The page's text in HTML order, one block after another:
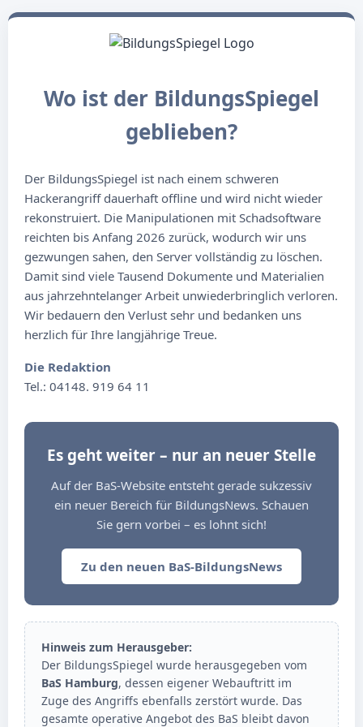
Wo ist der BildungsSpiegel
geblieben?
Der BildungsSpiegel ist nach einem schweren
Hackerangriff dauerhaft offline und wird nicht wieder
rekonstruiert. Die Manipulationen mit Schadsoftware
reichten bis Anfang 2026 zurück, wodurch wir uns
gezwungen sahen, den Server vollständig zu löschen.
Damit sind viele Tausend Dokumente und Materialien
aus jahrzehntelanger Arbeit unwiederbringlich verloren.
Wir bedauern den Verlust sehr und bedanken uns
herzlich für Ihre langjährige Treue.
Die Redaktion
Tel.: 04148. 919 64 11
Es geht weiter – nur an neuer Stelle
Auf der BaS-Website entsteht gerade sukzessiv
ein neuer Bereich für BildungsNews. Schauen
Sie gern vorbei – es lohnt sich!
Zu den neuen BaS-BildungsNews
Hinweis zum Herausgeber:
Der BildungsSpiegel wurde herausgegeben vom
BaS Hamburg, dessen eigener Webauftritt im
Zuge des Angriffs ebenfalls zerstört wurde. Das
gesamte operative Angebot des BaS bleibt davon